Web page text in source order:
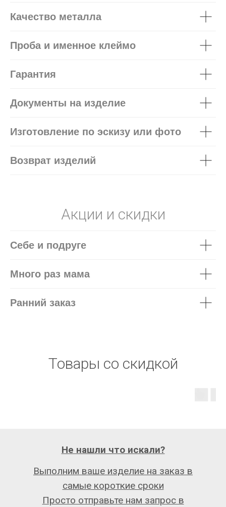
Качество металла
Проба и именное клеймо
Гарантия
Документы на изделие
Изготовление по эскизу или фото
Возврат изделий
Акции и скидки
Себе и подруге
Много раз мама
Ранний заказ
Товары со скидкой
Выполним ваше изделие на заказ в
самые короткие сроки
Просто отправьте нам запрос в
Не нашли что искали?